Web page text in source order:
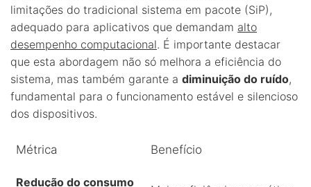
limitações do tradicional sistema em pacote (SiP),
adequado para aplicativos que demandam alto
desempenho computacional. É importante destacar
que esta abordagem não só melhora a eficiência do
sistema, mas também garante a diminuição do ruído,
fundamental para o funcionamento estável e silencioso
dos dispositivos.
Métrica Benefício
Redução do consumo